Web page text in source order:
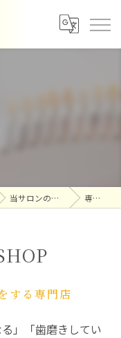
当サロンの特徴 専門店
する専門店
」「歯磨きしてい